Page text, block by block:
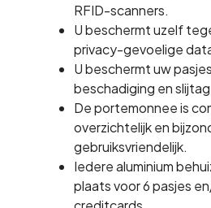
RFID-scanners.
U beschermt uzelf
privacy-gevoelige
U beschermt uw
beschadiging en
De portemonnee is
overzichtelijk en
gebruiksvriendelijk.
Iedere aluminium
plaats voor 6 pasjes